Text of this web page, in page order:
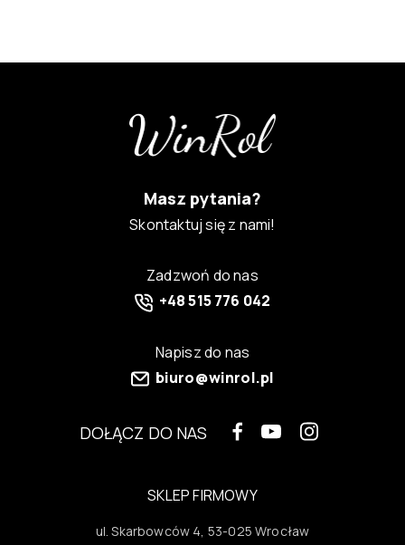
Masz pytania?
Skontaktuj się z nami!
Zadzwoń do nas
+48 515 776 042
Napisz do nas
biuro@winrol.pl
DOŁĄCZ DO NAS
SKLEP FIRMOWY
ul. Skarbowców 4, 53-025 Wrocław